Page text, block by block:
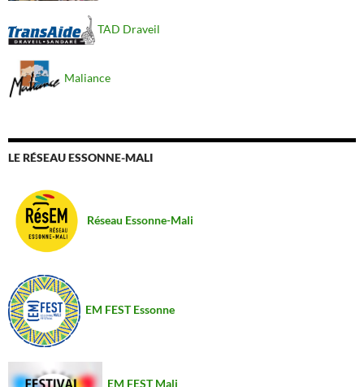
TAD Draveil
Maliance
LE RÉSEAU ESSONNE-MALI
Réseau Essonne-Mali
EM FEST Essonne
EM FEST Mali